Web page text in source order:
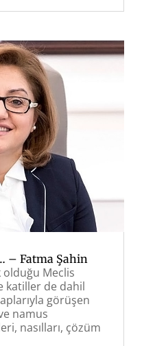
– Fatma Şahin
olduğu Meclis
katiller de dahil
görüşen
namus
nasılları, çözüm